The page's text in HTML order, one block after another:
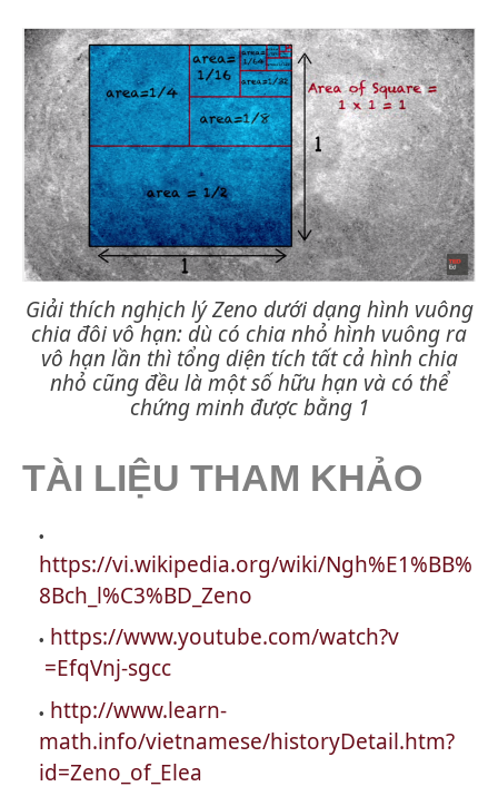
Giải thích nghịch lý Zeno dưới dạng hình vuông
chia đôi vô hạn: dù có chia nhỏ hình vuông ra
vô hạn lần thì tổng diện tích tất cả hình chia
nhỏ cũng đều là một số hữu hạn và có thể
chứng minh được bằng 1
TÀI LIỆU THAM KHẢO
https://vi.wikipedia.org/wiki/Ngh%E1%BB%
8Bch_l%C3%BD_Zeno
https://www.youtube.com/watch?v
=EfqVnj-sgcc
http://www.learn-
math.info/vietnamese/historyDetail.htm?
id=Zeno_of_Elea